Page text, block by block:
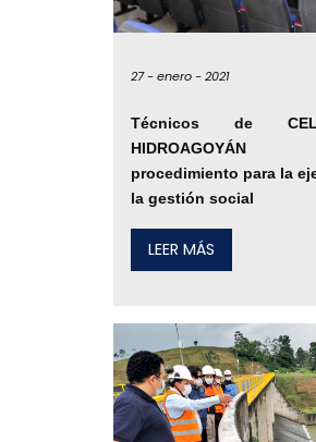
27 -enero -2021
Técnicos de
HIDROAGOYÁN
procedimiento para la
la gestión social
LEER MÁS